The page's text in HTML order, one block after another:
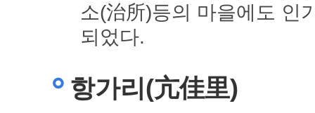
소(治所)등의 마을에도 인
되었다.
항가리(亢佳里)